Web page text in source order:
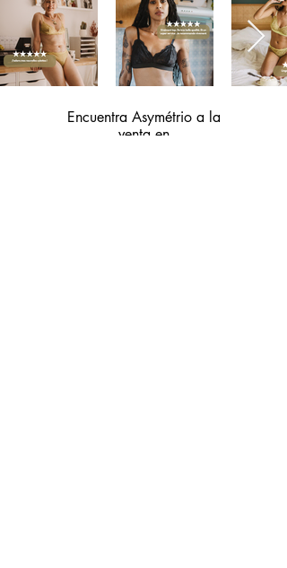
Encuentra Asymétrio a la
venta en